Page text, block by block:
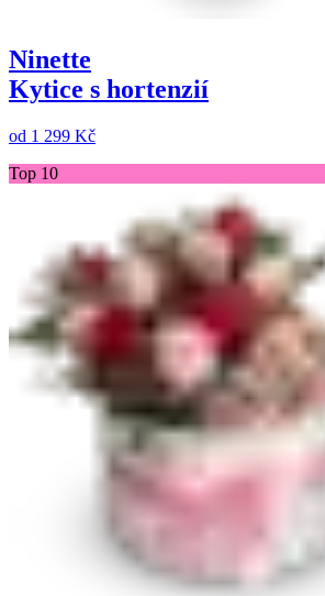
Ninette
Kytice s hortenzií
od 1 299 Kč
Top 10